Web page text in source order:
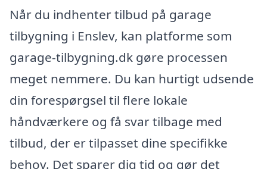
Når du indhenter tilbud på garage
tilbygning i Enslev, kan platforme som
garage-tilbygning.dk gøre processen
meget nemmere. Du kan hurtigt udsende
din forespørgsel til flere lokale
håndværkere og få svar tilbage med
tilbud, der er tilpasset dine specifikke
behov. Det sparer dig tid og gør det